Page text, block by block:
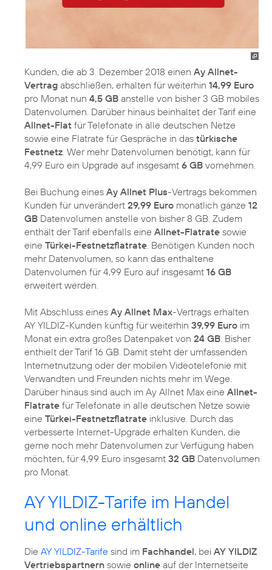
Kunden, die ab 3. Dezember 2018 einen Ay Allnet-
Vertrag abschließen, erhalten für weiterhin 14,99 Euro
pro Monat nun 4,5 GB anstelle von bisher 3 GB mobiles
Datenvolumen. Darüber hinaus beinhaltet der Tarif eine
Allnet-Flat für Telefonate in alle deutschen Netze
sowie eine Flatrate für Gespräche in das türkische
Festnetz. Wer mehr Datenvolumen benötigt, kann für
4,99 Euro ein Upgrade auf insgesamt 6 GB vornehmen.
Bei Buchung eines Ay Allnet Plus-Vertrags bekommen
Kunden für unverändert 29,99 Euro monatlich ganze 12
GB Datenvolumen anstelle von bisher 8 GB. Zudem
enthält der Tarif ebenfalls eine Allnet-Flatrate sowie
eine Türkei-Festnetzflatrate. Benötigen Kunden noch
mehr Datenvolumen, so kann das enthaltene
Datenvolumen für 4,99 Euro auf insgesamt 16 GB
erweitert werden.
Mit Abschluss eines Ay Allnet Max-Vertrags erhalten
AY YILDIZ-Kunden künftig für weiterhin 39,99 Euro im
Monat ein extra großes Datenpaket von 24 GB. Bisher
enthielt der Tarif 16 GB. Damit steht der umfassenden
Internetnutzung oder der mobilen Videotelefonie mit
Verwandten und Freunden nichts mehr im Wege.
Darüber hinaus sind auch im Ay Allnet Max eine Allnet-
Flatrate für Telefonate in alle deutschen Netze sowie
eine Türkei-Festnetzflatrate inklusive. Durch das
verbesserte Internet-Upgrade erhalten Kunden, die
gerne noch mehr Datenvolumen zur Verfügung haben
möchten, für 4,99 Euro insgesamt 32 GB Datenvolumen
pro Monat.
AY YILDIZ-Tarife im Handel
und online erhältlich
Die AY YILDIZ-Tarife sind im Fachhandel, bei AY YILDIZ
Vertriebspartnern sowie online auf der Internetseite